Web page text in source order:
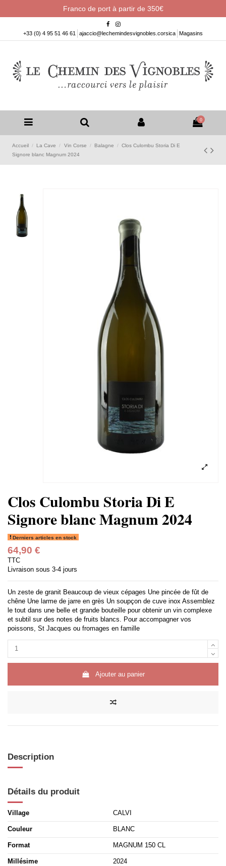
Franco de port à partir de 350€
+33 (0) 4 95 51 46 61 ajaccio@lechemindesvignobles.corsica Magasins
0
Accueil La Cave Vin Corse Balagne
Clos Culombu Storia Di E
Signore blanc Magnum 2024
Clos Culombu Storia Di E
Signore blanc Magnum 2024
Derniers articles en stock
64,90 €
TTC
Livraison sous 3-4 jours
Un zeste de granit Beaucoup de vieux cépages Une pincée de fût de
chêne Une larme de jarre en grès Un soupçon de cuve inox Assemblez
le tout dans une belle et grande bouteille pour obtenir un vin complexe
et subtil sur des notes de fruits blancs. Pour accompagner vos
poissons, St Jacques ou fromages en famille
Ajouter au panier
Description
Détails du produit
Village CALVI
Couleur BLANC
Format MAGNUM 150 CL
Millésime 2024